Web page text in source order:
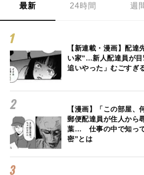
最新 24時間 週
【新連載・漫画】配達
い家”…新人配達員が
追いやった」むごすぎ
【漫画】「この部屋、
郵便配達員が住人から
葉… 仕事の中で知っ
密”とは